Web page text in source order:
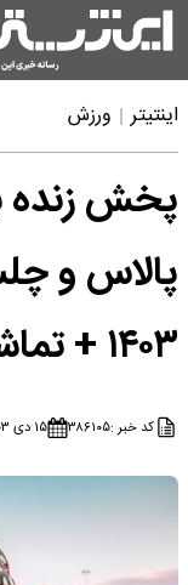
اینتیتر ورزش
پخش زنده
۱۴۰۳ + تماشای آنلاین
کد خبر :۳۸۶۱۰۵ ۱۵ دی ۱۴۰۳ - ۱۷:۳۱